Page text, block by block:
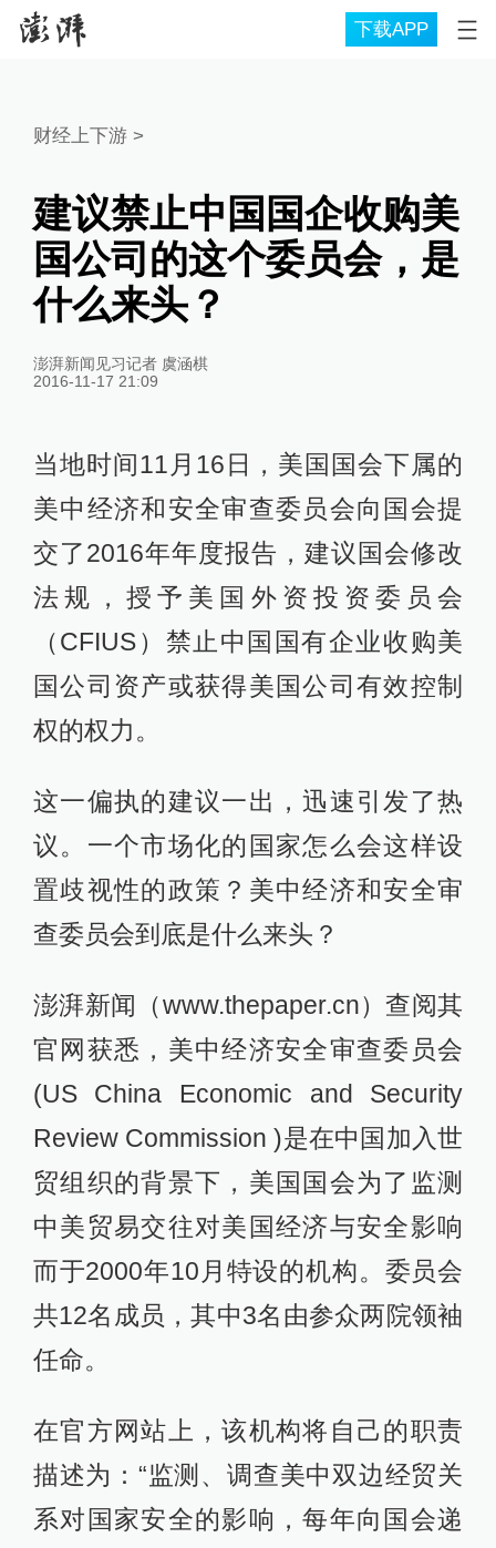
下载APP
财经上下游 >
建议禁止中国国企收购美
国公司的这个委员会，是
什么来头？
澎湃新闻见习记者 虞涵棋
2016-11-17 21:09
当地时间11月16日，美国国会下属的
美中经济和安全审查委员会向国会提
交了2016年年度报告，建议国会修改
法规，授予美国外资投资委员会
（CFIUS）禁止中国国有企业收购美
国公司资产或获得美国公司有效控制
权的权力。
这一偏执的建议一出，迅速引发了热
议。一个市场化的国家怎么会这样设
置歧视性的政策？美中经济和安全审
查委员会到底是什么来头？
澎湃新闻（www.thepaper.cn）查阅其
官网获悉，美中经济安全审查委员会
(US China Economic and Security
Review Commission )是在中国加入世
贸组织的背景下，美国国会为了监测
中美贸易交往对美国经济与安全影响
而于2000年10月特设的机构。委员会
共12名成员，其中3名由参众两院领袖
任命。
在官方网站上，该机构将自己的职责
描述为：“监测、调查美中双边经贸关
系对国家安全的影响，每年向国会递